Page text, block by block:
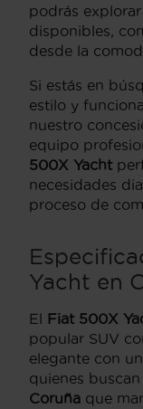
podrás
disponibles,
desde la
Si estás en
estilo y
nuestro
equipo
500X Yacht
necesidades
proceso de
Yacht en
El Fiat 500X
popular SUV
elegante con
quienes
Coruña que